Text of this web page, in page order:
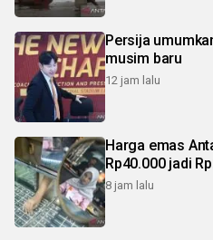
Persija
musim baru
12 jam lalu
Harga emas
Rp40.000 jadi
8 jam lalu